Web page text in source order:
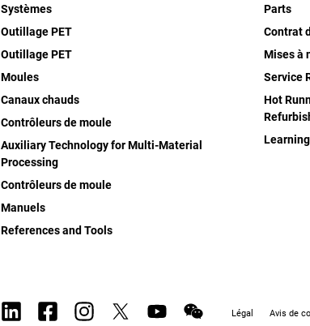
Systèmes
Outillage PET
Outillage PET
Moules
Canaux chauds
Contrôleurs de moule
Auxiliary Technology for Multi-Material
Processing
Contrôleurs de moule
Manuels
References and Tools
Parts
Contrat
Mises à
Service
Hot
Légal Avis de